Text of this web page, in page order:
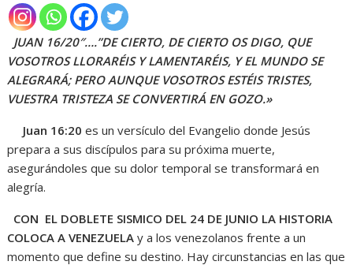
JUAN 16/20″….”DE CIERTO, DE CIERTO OS DIGO, QUE
VOSOTROS LLORARÉIS Y LAMENTARÉIS, Y EL MUNDO SE
ALEGRARÁ; PERO AUNQUE VOSOTROS ESTÉIS TRISTES,
VUESTRA TRISTEZA SE CONVERTIRÁ EN GOZO.»
Juan 16:20 es un versículo del Evangelio donde Jesús
prepara a sus discípulos para su próxima muerte,
asegurándoles que su dolor temporal se transformará en
alegría.
CON EL DOBLETE SISMICO DEL 24 DE JUNIO LA HISTORIA
COLOCA A VENEZUELA y a los venezolanos frente a un
momento que define su destino. Hay circunstancias en las que